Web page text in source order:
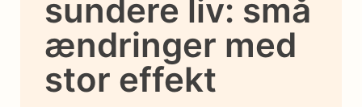
sundere liv: små
ændringer med
stor effekt